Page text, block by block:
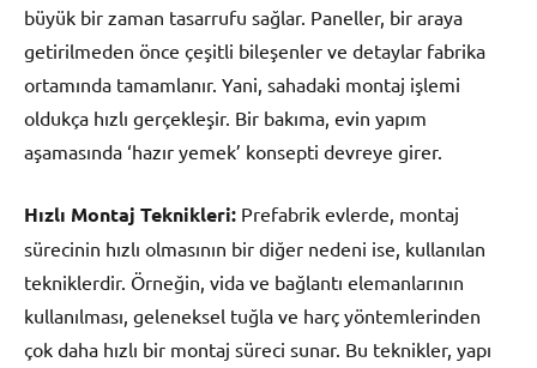
büyük bir zaman tasarrufu sağlar. Paneller, bir araya
getirilmeden önce çeşitli bileşenler ve detaylar fabrika
ortamında tamamlanır. Yani, sahadaki montaj işlemi
oldukça hızlı gerçekleşir. Bir bakıma, evin yapım
aşamasında ‘hazır yemek’ konsepti devreye girer.
Hızlı Montaj Teknikleri: Prefabrik evlerde, montaj
sürecinin hızlı olmasının bir diğer nedeni ise, kullanılan
tekniklerdir. Örneğin, vida ve bağlantı elemanlarının
kullanılması, geleneksel tuğla ve harç yöntemlerinden
çok daha hızlı bir montaj süreci sunar. Bu teknikler, yapı